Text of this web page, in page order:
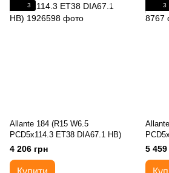
3
Allante 184 (R15 W6.5
PCD5x114.3 ET38 DIA67.1 HB)
4 206 грн
3
5 459